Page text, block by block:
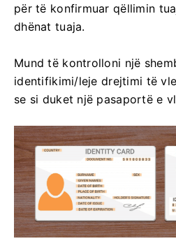
për të konfirmuar qëllimin
dhënat tuaja.
Mund të kontrolloni një
identifikimi/leje drejtimi të
se si duket një pasaportë e